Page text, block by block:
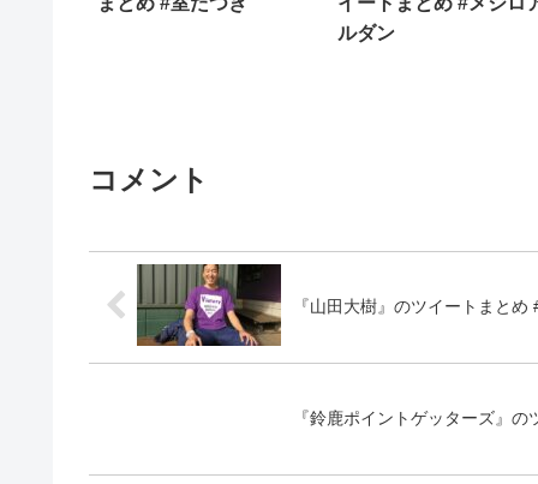
ルダン
コメント
『山田大樹』のツイートまとめ
『鈴鹿ポイントゲッターズ』